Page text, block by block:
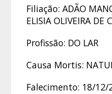
Filiação: ADÃO
ELISIA OLIVEIRA DE
Profissão: DO LAR
Causa Mortis:
Falecimento: 18/12/